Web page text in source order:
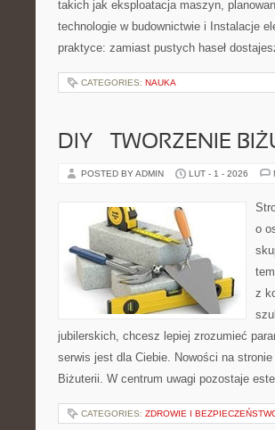
takich jak eksploatacja maszyn,
technologie w budownictwie i Instalacje
praktyce: zamiast pustych haseł
CATEGORIES: NAUKA
DIY – TWORZENIE
POSTED BY ADMIN LUT - 1 - 2026
o
z
jubilerskich, chcesz lepiej zrozumieć
serwis jest dla Ciebie. Nowości na
Biżuterii. W centrum uwagi pozostaje
CATEGORIES: ZDROWIE I